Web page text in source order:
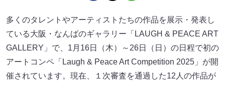
多くのタレントやアーティストたちの作品を展示・発表し
ている大阪・なんばのギャラリー「LAUGH & PEACE ART
GALLERY」で、1月16日（木）～26日（日）の日程で初の
アートコンペ「Laugh & Peace Art Competition 2025」が開
催されています。現在、１次審査を通過した12人の作品が